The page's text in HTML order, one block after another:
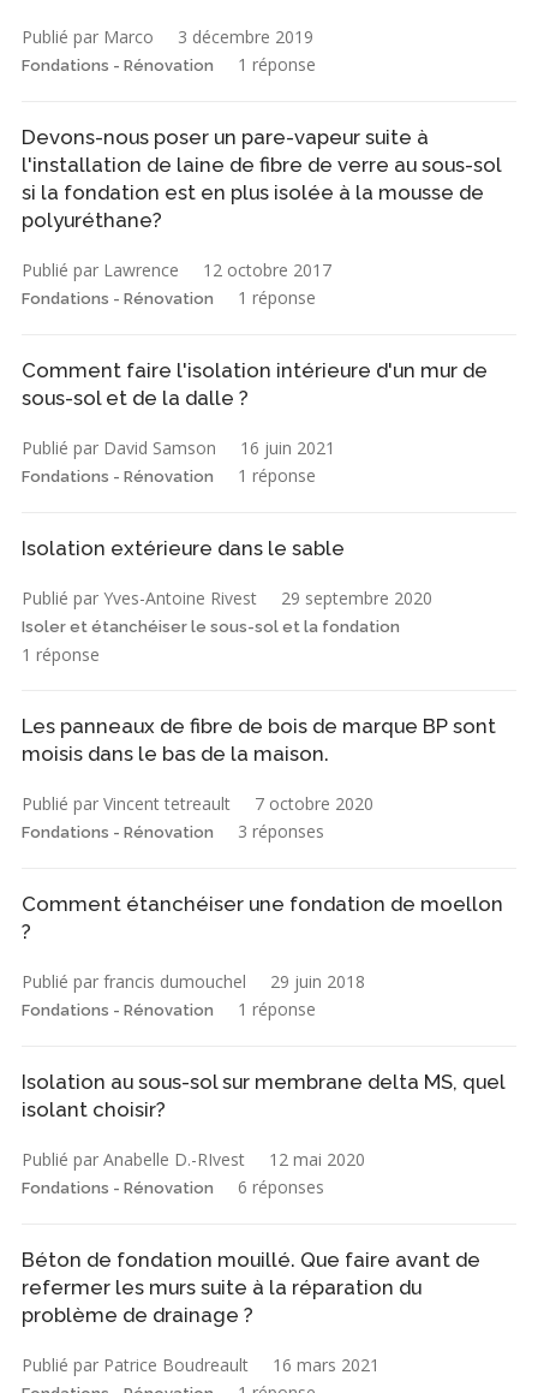
Publié par Marco 3 décembre 2019
Fondations - Rénovation 1 réponse
Devons-nous poser un pare-vapeur suite à
l'installation de laine de fibre de verre au sous-sol
si la fondation est en plus isolée à la mousse de
polyuréthane?
Publié par Lawrence 12 octobre 2017
Fondations - Rénovation 1 réponse
Comment faire l'isolation intérieure d'un mur de
sous-sol et de la dalle ?
Publié par David Samson 16 juin 2021
Fondations - Rénovation 1 réponse
Isolation extérieure dans le sable
Publié par Yves-Antoine Rivest 29 septembre 2020
Isoler et étanchéiser le sous-sol et la fondation
1 réponse
Les panneaux de fibre de bois de marque BP sont
moisis dans le bas de la maison.
Publié par Vincent tetreault 7 octobre 2020
Fondations - Rénovation 3 réponses
Comment étanchéiser une fondation de moellon
?
Publié par francis dumouchel 29 juin 2018
Fondations - Rénovation 1 réponse
Isolation au sous-sol sur membrane delta MS, quel
isolant choisir?
Publié par Anabelle D.-RIvest 12 mai 2020
Fondations - Rénovation 6 réponses
Béton de fondation mouillé. Que faire avant de
refermer les murs suite à la réparation du
problème de drainage ?
Publié par Patrice Boudreault 16 mars 2021